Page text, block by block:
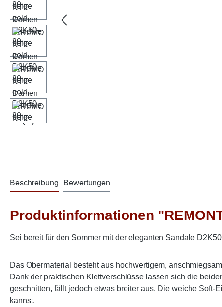
Beschreibung Bewertungen
Produktinformationen
Sei bereit für den Sommer mit der eleganten Sandale
Das Obermaterial besteht aus hochwertigem,
Dank der praktischen Klettverschlüsse lassen sich die
geschnitten, fällt jedoch etwas breiter aus. Die weiche
kannst.